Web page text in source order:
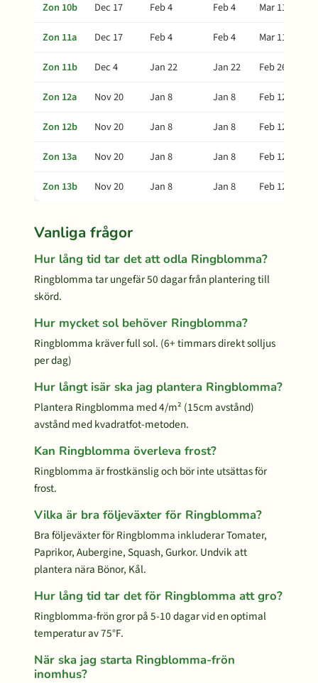
Zon 10b Dec 17 Feb 4 Feb 4
Mar 11
Zon 11a
Dec 17 Feb 4 Feb 4
Mar 11
Zon 11b
Dec 4 Jan 22 Jan 22
Feb 26
Zon 12a
Nov 20 Jan 8 Jan 8
Feb 12
Zon 12b
Nov 20 Jan 8 Jan 8
Feb 12
Zon 13a
Nov 20 Jan 8 Jan 8
Feb 12
Zon 13b
Nov 20 Jan 8 Jan 8 Feb 12
Vanliga frågor
Hur lång tid tar det att odla Ringblomma?
Ringblomma tar ungefär 50 dagar från plantering till
skörd.
Hur mycket sol behöver Ringblomma?
Ringblomma kräver full sol. (6+ timmars direkt solljus
per dag)
Hur långt isär ska jag plantera Ringblomma?
Plantera Ringblomma med 4/m² (15cm avstånd)
avstånd med kvadratfot-metoden.
Kan Ringblomma överleva frost?
Ringblomma är frostkänslig och bör inte utsättas för
frost.
Vilka är bra följeväxter för Ringblomma?
Bra följeväxter för Ringblomma inkluderar Tomater,
Paprikor, Aubergine, Squash, Gurkor. Undvik att
plantera nära Bönor, Kål.
Hur lång tid tar det för Ringblomma att gro?
Ringblomma-frön gror på 5-10 dagar vid en optimal
temperatur av 75°F.
När ska jag starta Ringblomma-frön
inomhus?